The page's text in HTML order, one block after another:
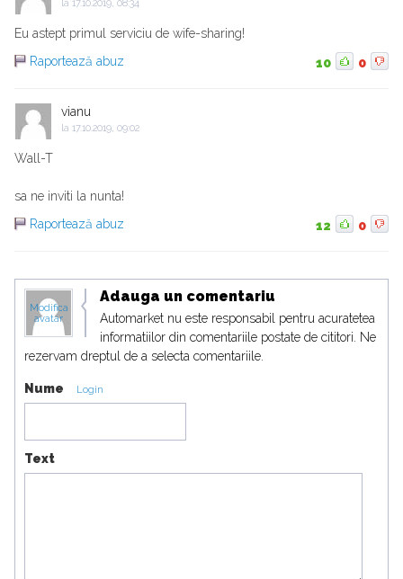
la 17.10.2019, 08:34
Eu astept primul serviciu de wife-sharing!
Raportează abuz
10 0
vianu
la 17.10.2019, 09:02
Wall-T
sa ne inviti la nunta!
Raportează abuz
12 0
Modifica
avatar
Adauga un comentariu
Automarket nu este responsabil pentru acuratetea
informatiilor din comentariile postate de cititori. Ne
rezervam dreptul de a selecta comentariile.
Nume Login
Text